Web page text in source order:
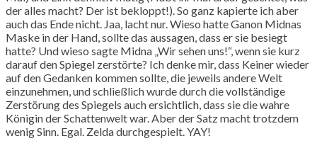
der alles macht? Der ist bekloppt!). So ganz kapierte ich aber
auch das Ende nicht. Jaa, lacht nur. Wieso hatte Ganon Midnas
Maske in der Hand, sollte das aussagen, dass er sie besiegt
hatte? Und wieso sagte Midna „Wir sehen uns!“, wenn sie kurz
darauf den Spiegel zerstörte? Ich denke mir, dass Keiner wieder
auf den Gedanken kommen sollte, die jeweils andere Welt
einzunehmen, und schließlich wurde durch die vollständige
Zerstörung des Spiegels auch ersichtlich, dass sie die wahre
Königin der Schattenwelt war. Aber der Satz macht trotzdem
wenig Sinn. Egal. Zelda durchgespielt. YAY!